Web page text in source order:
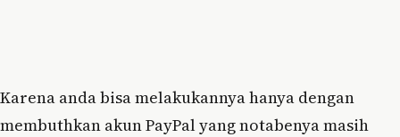
Karena anda bisa melakukannya hanya dengan
membuthkan akun PayPal yang notabenya masih